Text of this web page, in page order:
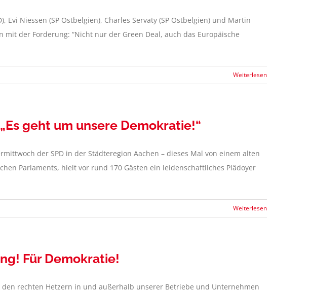
Evi Niessen (SP Ostbelgien), Charles Servaty (SP Ostbelgien) und Martin
der Forderung: “Nicht nur der Green Deal, auch das Europäische
Weiterlesen
geht um unsere Demokratie!“
der SPD in der Städteregion Aachen – dieses Mal von einem alten
Parlaments, hielt vor rund 170 Gästen ein leidenschaftliches Plädoyer
Weiterlesen
Für Demokratie!
rechten Hetzern in und außerhalb unserer Betriebe und Unternehmen